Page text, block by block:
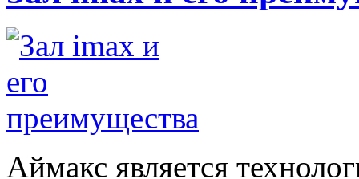
Аймакс является